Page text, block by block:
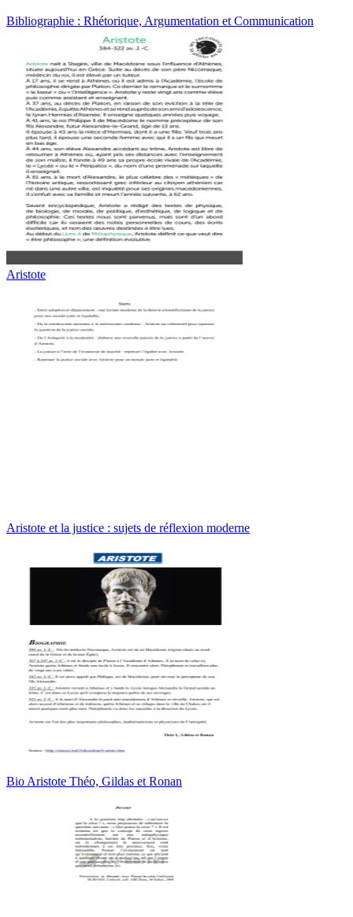
Bibliographie : Rhétorique, Argumentation et Communication
Aristote
Aristote et la justice : sujets de réflexion moderne
Bio Aristote Théo, Gildas et Ronan